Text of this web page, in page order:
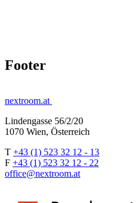
Footer
nextroom.at
Lindengasse 56/2/20
1070 Wien, Österreich
T +43 (1) 523 32 12 - 13
F +43 (1) 523 32 12 - 22
office@nextroom.at